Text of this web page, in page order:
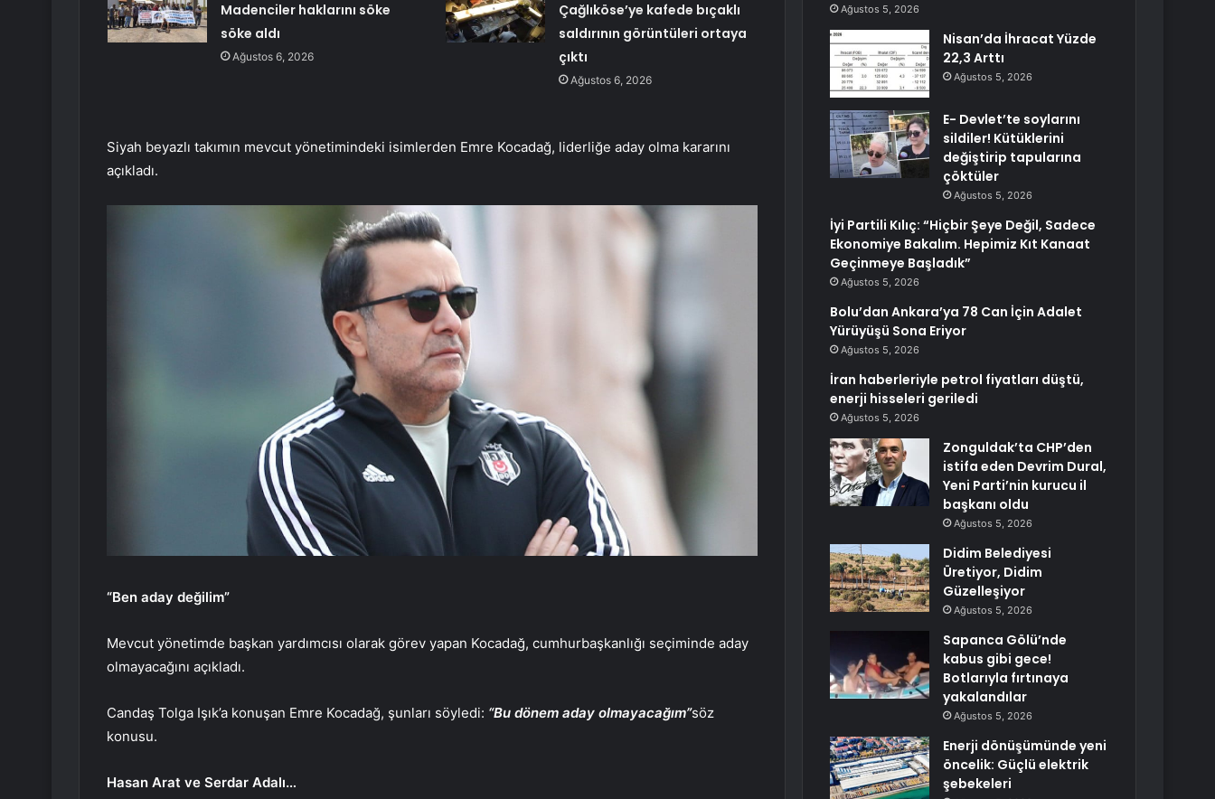
Madenciler haklarını söke
söke aldı
Ağustos 6, 2026
Çağlıköse’ye kafede bıçaklı
saldırının görüntüleri ortaya
çıktı
Ağustos 6, 2026
Siyah beyazlı takımın mevcut yönetimindeki isimlerden Emre Kocadağ, liderliğe aday olma kararını
açıkladı.
“Ben aday değilim”
Mevcut yönetimde başkan yardımcısı olarak görev yapan Kocadağ, cumhurbaşkanlığı seçiminde aday
olmayacağını açıkladı.
Candaş Tolga Işık’a konuşan Emre Kocadağ, şunları söyledi: “Bu dönem aday olmayacağım”söz
konusu.
Hasan Arat ve Serdar Adalı…
Ağustos 5, 2026
Nisan’da İhracat Yüzde
22,3 Arttı
Ağustos 5, 2026
E- Devlet’te soylarını
sildiler! Kütüklerini
değiştirip tapularına
çöktüler
Ağustos 5, 2026
İyi Partili Kılıç: “Hiçbir Şeye Değil, Sadece
Ekonomiye Bakalım. Hepimiz Kıt Kanaat
Geçinmeye Başladık”
Ağustos 5, 2026
Bolu’dan Ankara’ya 78 Can İçin Adalet
Yürüyüşü Sona Eriyor
Ağustos 5, 2026
İran haberleriyle petrol fiyatları düştü,
enerji hisseleri geriledi
Ağustos 5, 2026
Zonguldak’ta CHP’den
istifa eden Devrim Dural,
Yeni Parti’nin kurucu il
başkanı oldu
Ağustos 5, 2026
Didim Belediyesi
Üretiyor, Didim
Güzelleşiyor
Ağustos 5, 2026
Sapanca Gölü’nde
kabus gibi gece!
Botlarıyla fırtınaya
yakalandılar
Ağustos 5, 2026
Enerji dönüşümünde yeni
öncelik: Güçlü elektrik
şebekeleri